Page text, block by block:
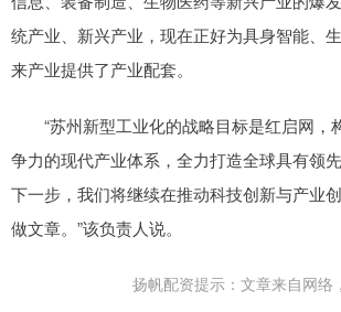
统产业、新兴产业，现在正好为具身智能、
来产业提供了产业配套。
“苏州新型工业化的战略目标是红启网，
争力的现代产业体系，全力打造全球具有领先
下一步，我们将继续在推动科技创新与产业
做文章。”该负责人说。
扬帆配资提示：文章来自网络